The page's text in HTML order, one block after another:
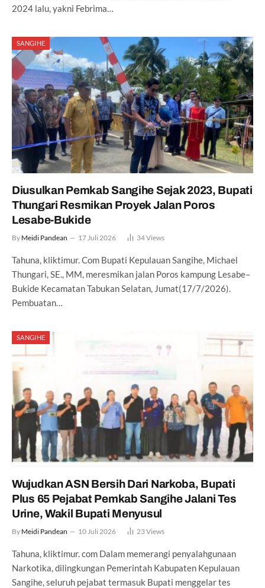
2024 lalu, yakni Febrima…
SANGIHE
Diusulkan Pemkab Sangihe Sejak 2023, Bupati
Thungari Resmikan Proyek Jalan Poros
Lesabe-Bukide
By Meidi Pandean 17 Juli 2026 34Views
Tahuna, kliktimur. Com Bupati Kepulauan Sangihe, Michael
Thungari, SE., MM, meresmikan jalan Poros kampung Lesabe–
Bukide Kecamatan Tabukan Selatan, Jumat(17/7/2026).
Pembuatan…
SANGIHE
Wujudkan ASN Bersih Dari Narkoba, Bupati
Plus 65 Pejabat Pemkab Sangihe Jalani Tes
Urine, Wakil Bupati Menyusul
By Meidi Pandean 10 Juli 2026 23Views
Tahuna, kliktimur. com Dalam memerangi penyalahgunaan
Narkotika, dilingkungan Pemerintah Kabupaten Kepulauan
Sangihe, seluruh pejabat termasuk Bupati menggelar tes